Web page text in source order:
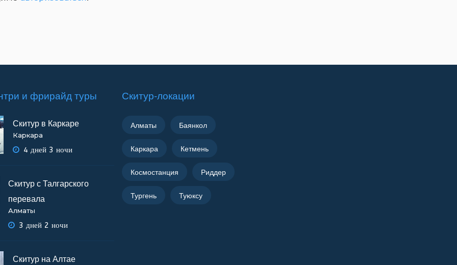
и фрирайд туры
Скитур в Каркаре
Каркара
4 дней 3 ночи
Скитур с Талгарского
перевала
Алматы
3 дней 2 ночи
Скитур на Алтае
Скитур-локации
Алматы Баянкол
Каркара Кетмень
Космостанция Риддер
Тургень Туюксу